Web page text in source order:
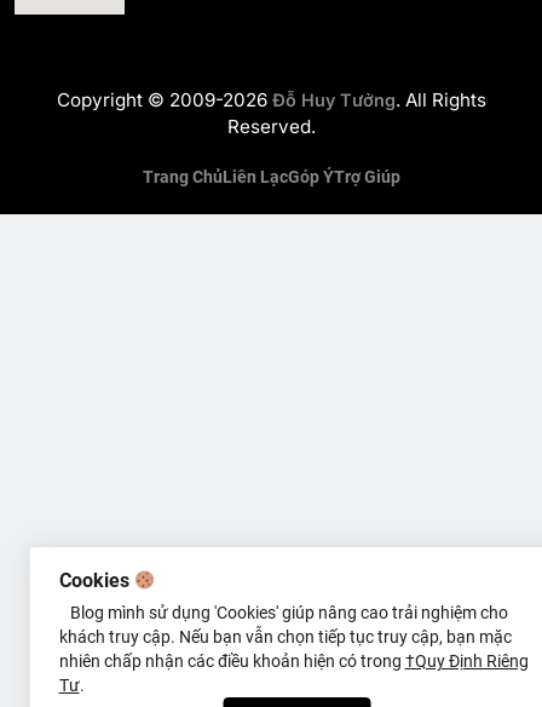
Copyright © 2009-2026 Đỗ Huy Tưởng. All Rights
Reserved.
Trang ChủLiên LạcGóp ÝTrợ Giúp
Cookies
Blog mình sử dụng 'Cookies' giúp nâng cao trải nghiệm cho
khách truy cập. Nếu bạn vẫn chọn tiếp tục truy cập, bạn mặc
nhiên chấp nhận các điều khoản hiện có trong †Quy Định Riêng
Tư.